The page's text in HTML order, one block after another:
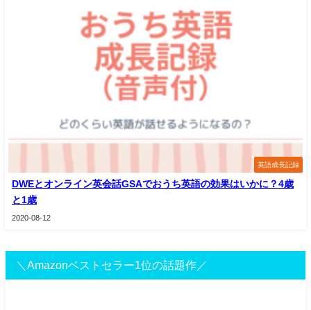
英語成長記録
DWEとオンライン英会話GSAでおうち英語の効果はいかに？4歳
と1歳
2020-08-12
＼Amazonベストセラー1位の話題作／